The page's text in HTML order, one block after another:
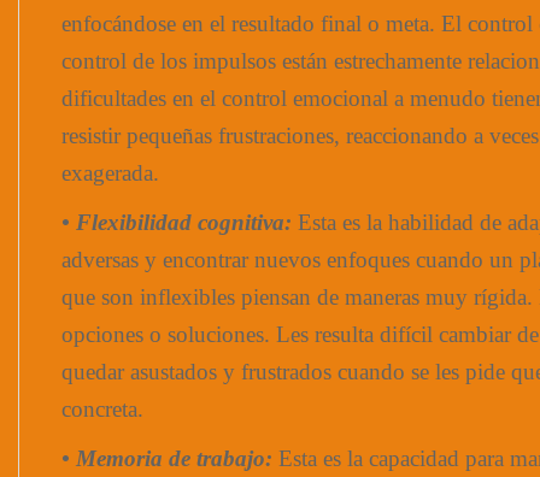
enfocándose en el resultado final o meta. El
control de los impulsos están estrechamente
dificultades en el control emocional a menudo
resistir pequeñas frustraciones, reaccionando a
exagerada.
• Flexibilidad cognitiva: Esta es la habilidad de
adversas y encontrar nuevos enfoques cuando un
que son inflexibles piensan de maneras muy
opciones o soluciones. Les resulta difícil cambiar
quedar asustados y frustrados cuando se les pide
concreta.
• Memoria de trabajo: Esta es la capacidad para